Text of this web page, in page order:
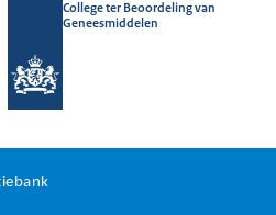
College ter Beoordeling van
Geneesmiddelen